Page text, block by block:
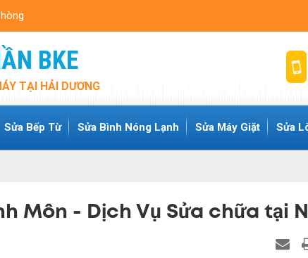
BKE
TẠI HẢI DƯƠNG
Sửa Bếp Từ Sửa Bình Nóng Lạnh Sửa Máy Giặt Sửa
Môn - Dịch Vụ Sửa chữa tại